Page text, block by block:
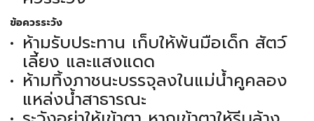
ข้อควรระวัง
ห้ามรับประทาน เก็บให้พ้นมือเด็ก สัตว์
เลี้ยง และแสงแดด
ห้ามทิ้งภาชนะบรรจุลงในแม่น้ำคูคลอง
แหล่งน้ำสาธารณะ